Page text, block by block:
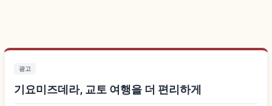
광고
기요미즈데라, 교토 여행을 더 편리하게